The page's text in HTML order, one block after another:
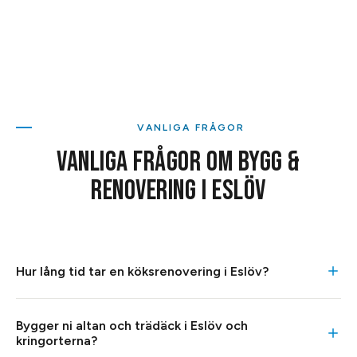
VANLIGA FRÅGOR
VANLIGA FRÅGOR OM BYGG &
RENOVERING I ESLÖV
Hur lång tid tar en köksrenovering i Eslöv?
beroende på hur mycket som ska rivas och om el och
vatten behöver dras om. Vill du bara byta luckor och
Bygger ni altan och trädäck i Eslöv och
kringorterna?